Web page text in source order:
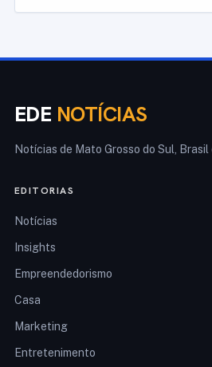
EDE NOTÍCIAS
Notícias de Mato Grosso do Sul,
EDITORIAS
Notícias
Insights
Empreendedorismo
Casa
Marketing
Entretenimento